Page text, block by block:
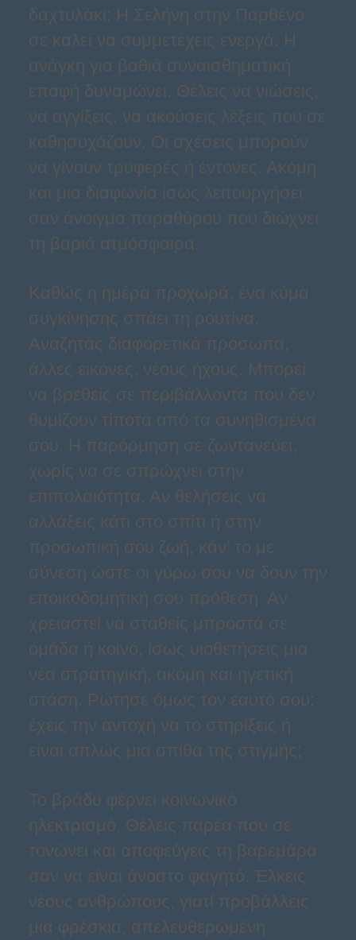
δαχτυλάκι; Η Σελήνη στην Παρθένο
σε καλεί να συμμετέχεις ενεργά. Η
ανάγκη για βαθιά συναισθηματική
επαφή δυναμώνει. Θέλεις να νιώσεις,
να αγγίξεις, να ακούσεις λέξεις που σε
καθησυχάζουν. Οι σχέσεις μπορούν
να γίνουν τρυφερές ή έντονες. Ακόμη
και μια διαφωνία ίσως λειτουργήσει
σαν άνοιγμα παραθύρου που διώχνει
τη βαριά ατμόσφαιρα.
Καθώς η ημέρα προχωρά, ένα κύμα
συγκίνησης σπάει τη ρουτίνα.
Αναζητάς διαφορετικά πρόσωπα,
άλλες εικόνες, νέους ήχους. Μπορεί
να βρεθείς σε περιβάλλοντα που δεν
θυμίζουν τίποτα από τα συνηθισμένα
σου. Η παρόρμηση σε ζωντανεύει,
χωρίς να σε σπρώχνει στην
επιπολαιότητα. Αν θελήσεις να
αλλάξεις κάτι στο σπίτι ή στην
προσωπική σου ζωή, κάν’ το με
σύνεση ώστε οι γύρω σου να δουν την
εποικοδομητική σου πρόθεση. Αν
χρειαστεί να σταθείς μπροστά σε
ομάδα ή κοινό, ίσως υιοθετήσεις μια
νέα στρατηγική, ακόμη και ηγετική
στάση. Ρώτησε όμως τον εαυτό σου:
έχεις την αντοχή να το στηρίξεις ή
είναι απλώς μια σπίθα της στιγμής;
Το βράδυ φέρνει κοινωνικό
ηλεκτρισμό. Θέλεις παρέα που σε
τονώνει και αποφεύγεις τη βαρεμάρα
σαν να είναι άνοστο φαγητό. Έλκεις
νέους ανθρώπους, γιατί προβάλλεις
μια φρέσκια, απελευθερωμένη